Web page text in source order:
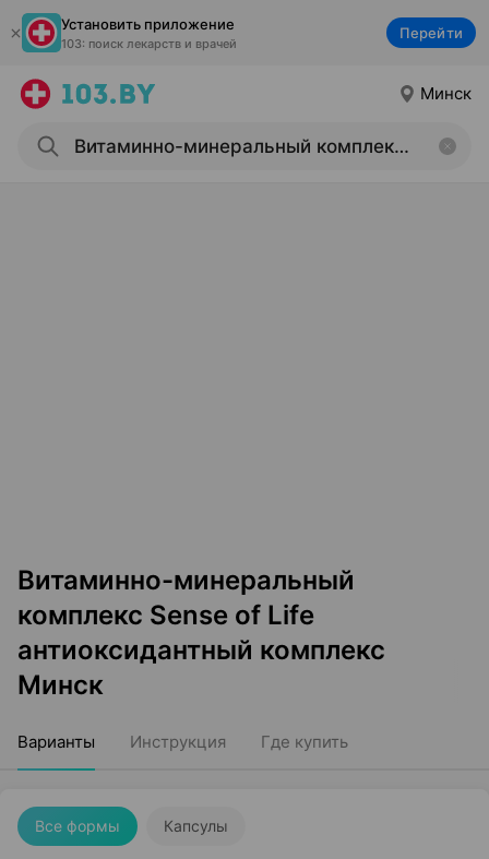
Установить приложение
103: поиск лекарств и врачей
Перейти
Минск
Витаминно-минеральный
комплекс Sense of Life
антиоксидантный комплекс
Минск
Варианты Инструкция Где купить
Все формы Капсулы